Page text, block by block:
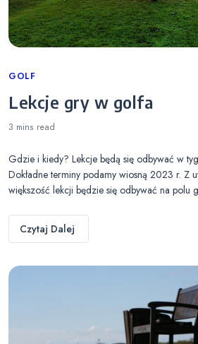
Categories
GOLF
Lekcje gry w golfa
3 mins read
Gdzie i kiedy? Lekcje będą się odbywać w
Dokładne terminy podamy wiosną 2023 r. Z
większość lekcji będzie się odbywać na polu
Czytaj Dalej